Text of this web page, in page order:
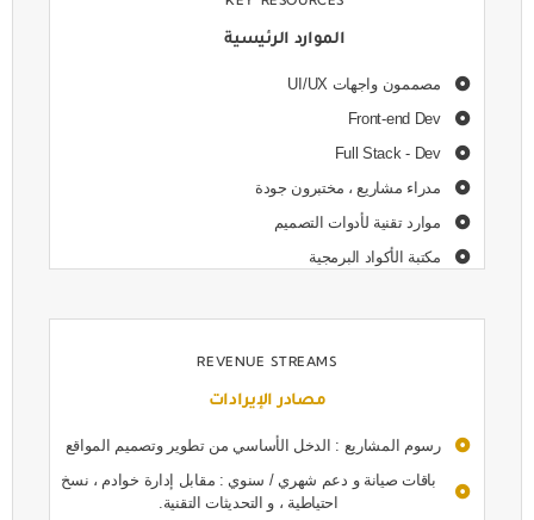
الموارد الرئيسية
مصممون واجهات UI/UX
Front-end Dev
Full Stack - Dev
مدراء مشاريع ، مختبرون جودة
موارد تقنية لأدوات التصميم
مكتبة الأكواد البرمجية
REVENUE STREAMS
مصادر الإيرادات
رسوم المشاريع : الدخل الأساسي من تطوير وتصميم المواقع
باقات صيانة و دعم شهري / سنوي : مقابل إدارة خوادم ، نسخ
احتياطية ، و التحديثات التقنية.